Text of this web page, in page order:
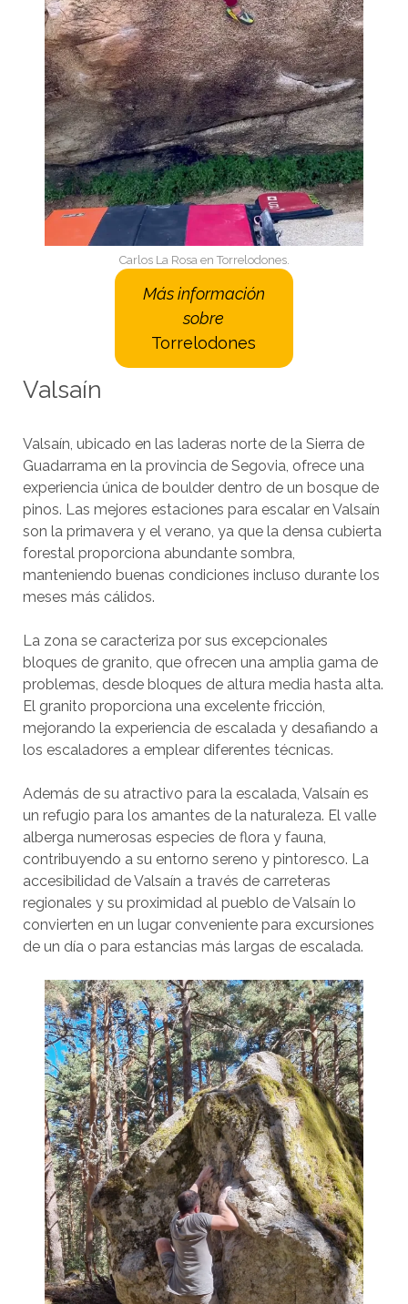
Carlos La Rosa en Torrelodones.
Más información
sobre
Torrelodones
Valsaín
Valsaín, ubicado en las laderas norte de la Sierra de
Guadarrama en la provincia de Segovia, ofrece una
experiencia única de boulder dentro de un bosque de
pinos. Las mejores estaciones para escalar en Valsaín
son la primavera y el verano, ya que la densa cubierta
forestal proporciona abundante sombra,
manteniendo buenas condiciones incluso durante los
meses más cálidos.
La zona se caracteriza por sus excepcionales
bloques de granito, que ofrecen una amplia gama de
problemas, desde bloques de altura media hasta alta.
El granito proporciona una excelente fricción,
mejorando la experiencia de escalada y desafiando a
los escaladores a emplear diferentes técnicas.
Además de su atractivo para la escalada, Valsaín es
un refugio para los amantes de la naturaleza. El valle
alberga numerosas especies de flora y fauna,
contribuyendo a su entorno sereno y pintoresco. La
accesibilidad de Valsaín a través de carreteras
regionales y su proximidad al pueblo de Valsaín lo
convierten en un lugar conveniente para excursiones
de un día o para estancias más largas de escalada.